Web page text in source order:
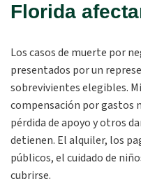
Florida
Los casos de muerte por
presentados por un
sobrevivientes elegibles.
compensación por gastos
pérdida de apoyo y otros
detienen. El alquiler, los
públicos, el cuidado de
cubrirse.